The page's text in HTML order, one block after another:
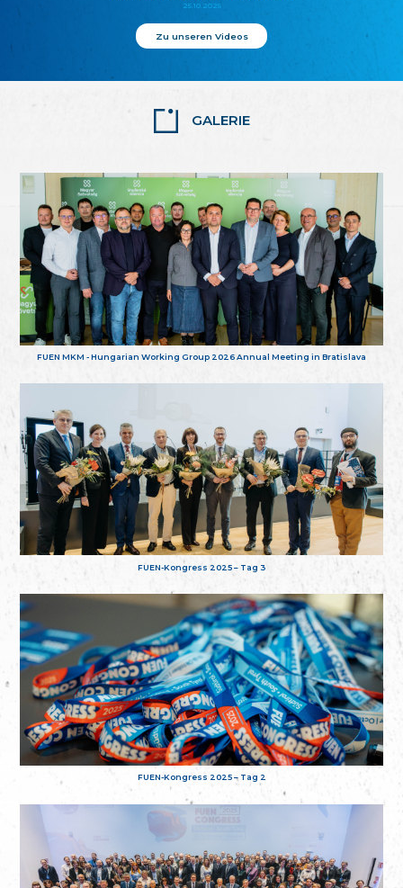
25.10.2025
Zu unseren Videos
GALERIE
FUEN MKM - Hungarian Working Group 2026 Annual Meeting in Bratislava
FUEN-Kongress 2025 – Tag 3
FUEN-Kongress 2025 – Tag 2